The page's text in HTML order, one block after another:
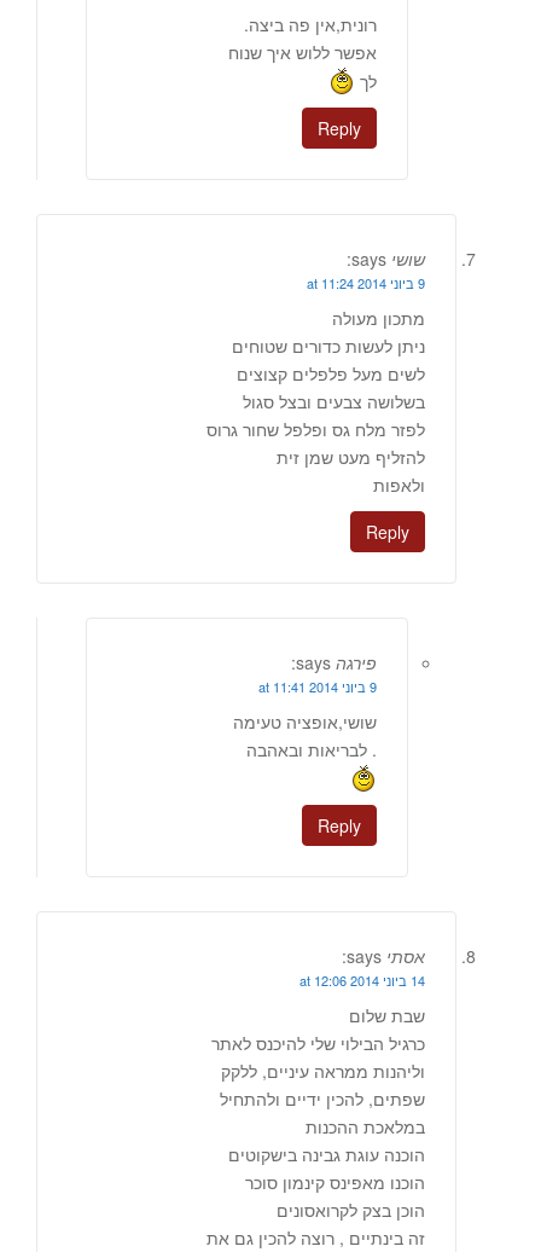
רונית,אין פה ביצה.
אפשר ללוש איך שנוח
לך
Reply
שושי says:
9 ביוני 2014 at 11:24
מתכון מעולה
ניתן לעשות כדורים שטוחים
לשים מעל פלפלים קצוצים
בשלושה צבעים ובצל סגול
לפזר מלח גס ופלפל שחור גרוס
להזליף מעט שמן זית
ולאפות
Reply
פירגה says:
9 ביוני 2014 at 11:41
שושי,אופציה טעימה
. לבריאות ובאהבה
Reply
אסתי says:
14 ביוני 2014 at 12:06
שבת שלום
כרגיל הבילוי שלי להיכנס לאתר
וליהנות ממראה עיניים, ללקק
שפתים, להכין ידיים ולהתחיל
במלאכת ההכנות
הוכנה עוגת גבינה בישקוטים
הוכנו מאפינס קינמון סוכר
הוכן בצק לקרואסונים
זה בינתיים , רוצה להכין גם את